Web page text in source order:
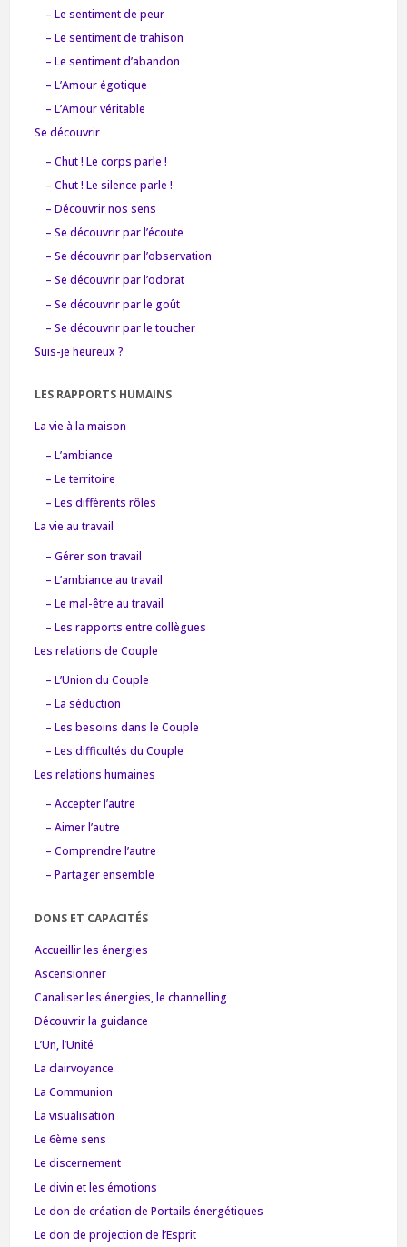
– Le sentiment de peur
– Le sentiment de trahison
– Le sentiment d’abandon
– L’Amour égotique
– L’Amour véritable
Se découvrir
– Chut ! Le corps parle !
– Chut ! Le silence parle !
– Découvrir nos sens
– Se découvrir par l’écoute
– Se découvrir par l’observation
– Se découvrir par l’odorat
– Se découvrir par le goût
– Se découvrir par le toucher
Suis-je heureux ?
LES RAPPORTS HUMAINS
La vie à la maison
– L’ambiance
– Le territoire
– Les différents rôles
La vie au travail
– Gérer son travail
– L’ambiance au travail
– Le mal-être au travail
– Les rapports entre collègues
Les relations de Couple
– L’Union du Couple
– La séduction
– Les besoins dans le Couple
– Les difficultés du Couple
Les relations humaines
– Accepter l’autre
– Aimer l’autre
– Comprendre l’autre
– Partager ensemble
DONS ET CAPACITÉS
Accueillir les énergies
Ascensionner
Canaliser les énergies, le channelling
Découvrir la guidance
L’Un, l’Unité
La clairvoyance
La Communion
La visualisation
Le 6ème sens
Le discernement
Le divin et les émotions
Le don de création de Portails énergétiques
Le don de projection de l’Esprit